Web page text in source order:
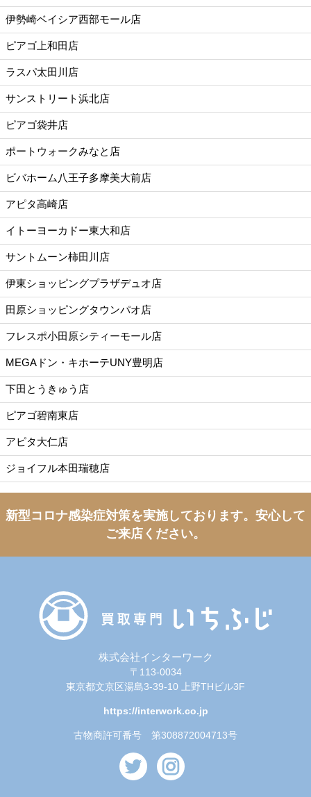
伊勢崎ベイシア西部モール店
ピアゴ上和田店
ラスパ太田川店
サンストリート浜北店
ピアゴ袋井店
ポートウォークみなと店
ビバホーム八王子多摩美大前店
アピタ高崎店
イトーヨーカドー東大和店
サントムーン柿田川店
伊東ショッピングプラザデュオ店
田原ショッピングタウンパオ店
フレスポ小田原シティーモール店
MEGAドン・キホーテUNY豊明店
下田とうきゅう店
ピアゴ碧南東店
アピタ大仁店
ジョイフル本田瑞穂店
新型コロナ感染症対策を実施しております。 安心して
ご来店ください。
株式会社インターワーク
〒113-0034
東京都文京区湯島3-39-10 上野THビル3F
https://interwork.co.jp
古物商許可番号 第308872004713号